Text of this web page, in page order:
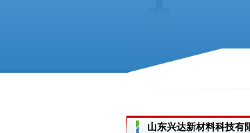
山东兴达新材料科技有